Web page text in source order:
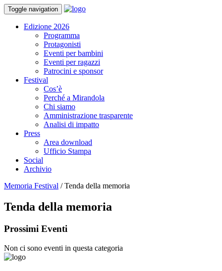
Toggle navigation
Edizione 2026
Programma
Protagonisti
Eventi per bambini
Eventi per ragazzi
Patrocini e sponsor
Festival
Cos’è
Perché a Mirandola
Chi siamo
Amministrazione trasparente
Analisi di impatto
Press
Area download
Ufficio Stampa
Social
Archivio
Memoria Festival /Tenda della memoria
Tenda della memoria
Prossimi Eventi
Non ci sono eventi in questa categoria